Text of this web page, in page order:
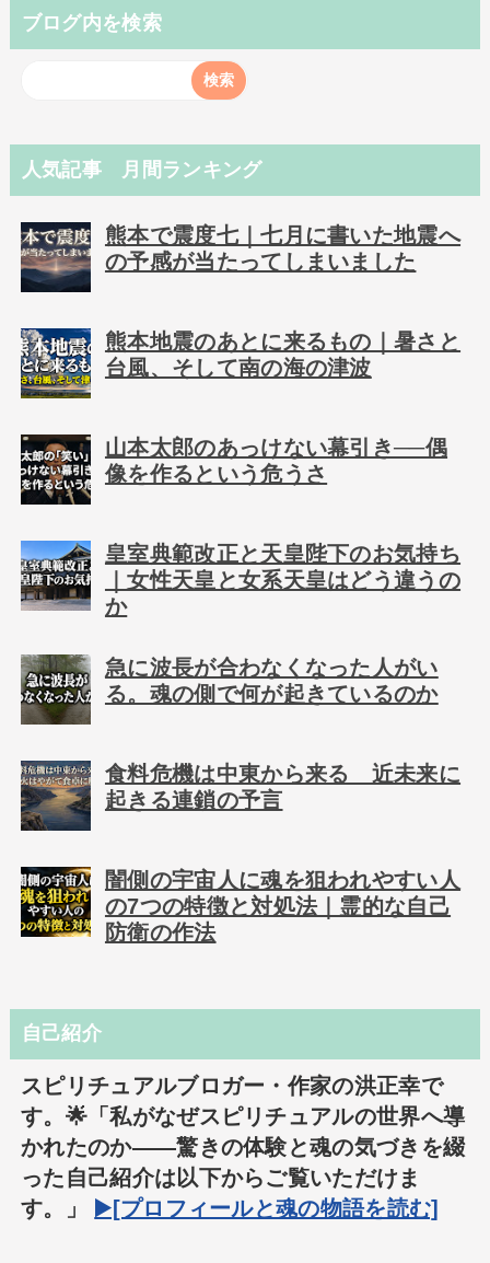
ブログ内を検索
人気記事 月間ランキング
熊本で震度七｜七月に書いた地震へ
の予感が当たってしまいました
熊本地震のあとに来るもの｜暑さと
台風、そして南の海の津波
山本太郎のあっけない幕引き──偶
像を作るという危うさ
皇室典範改正と天皇陛下のお気持ち
｜女性天皇と女系天皇はどう違うの
か
急に波長が合わなくなった人がい
る。魂の側で何が起きているのか
食料危機は中東から来る 近未来に
起きる連鎖の予言
闇側の宇宙人に魂を狙われやすい人
の7つの特徴と対処法｜霊的な自己
防衛の作法
自己紹介
スピリチュアルブロガー・作家の洪正幸で
す。🌟「私がなぜスピリチュアルの世界へ導
かれたのか――驚きの体験と魂の気づきを綴
った自己紹介は以下からご覧いただけま
す。」
▶️[プロフィールと魂の物語を読む]